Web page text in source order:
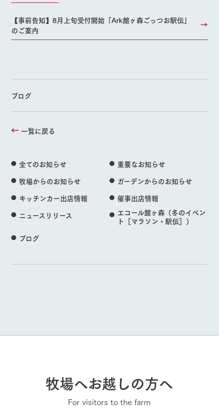
【事前告知】8月上旬受付開始「Ark館ヶ森ごっつお駅伝」
のご案内
ブログ
一覧に戻る
全てのお知らせ
重要なお知らせ
牧場からのお知らせ
ガーデンからのお知らせ
キッチンカー出店情報
催事出店情報
ニュースリリース
エコール館ヶ森（冬のイベン
ト［マラソン・駅伝］）
ブログ
牧場へお越しの方へ
For visitors to the farm